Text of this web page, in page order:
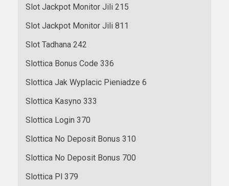
Slot Jackpot Monitor Jili 215
Slot Jackpot Monitor Jili 811
Slot Tadhana 242
Slottica Bonus Code 336
Slottica Jak Wyplacic Pieniadze 6
Slottica Kasyno 333
Slottica Login 370
Slottica No Deposit Bonus 310
Slottica No Deposit Bonus 700
Slottica Pl 379